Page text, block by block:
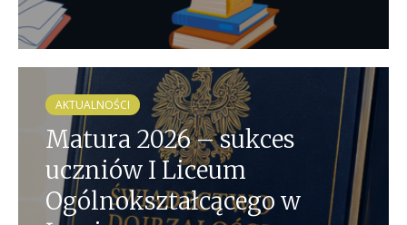
AKTUALNOŚCI
Matura 2026 – sukces
uczniów I Liceum
Ogólnokształcącego w